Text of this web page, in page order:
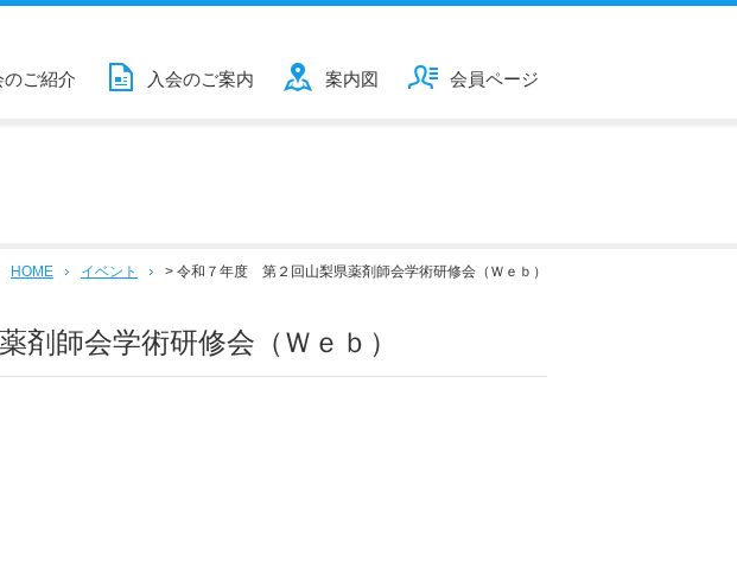
ご紹介 入会のご案内 案内図 会員ページ
HOME イベント > 令和７年度 第２回山梨県薬剤師会学術研修会（Ｗｅｂ）
師会学術研修会（Ｗｅｂ）